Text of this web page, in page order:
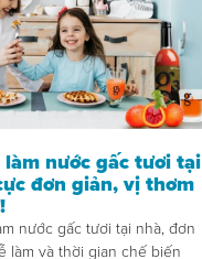
làm nước gấc tươi tại
đơn giản, vị thơm
nước gấc tươi tại nhà, đơn
làm và thời gian chế biến